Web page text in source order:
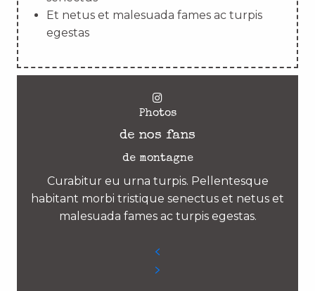
Et netus et malesuada fames ac turpis
egestas
Photos
de nos fans
de montagne
Curabitur eu urna turpis. Pellentesque
habitant morbi tristique senectus et netus et
malesuada fames ac turpis egestas.